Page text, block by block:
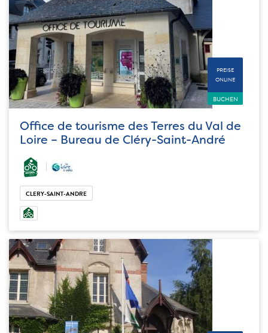
PREISE
ONLINE
BUCHEN
Office de tourisme des Terres du Val de
Loire – Bureau de Cléry-Saint-André
CLERY-SAINT-ANDRE